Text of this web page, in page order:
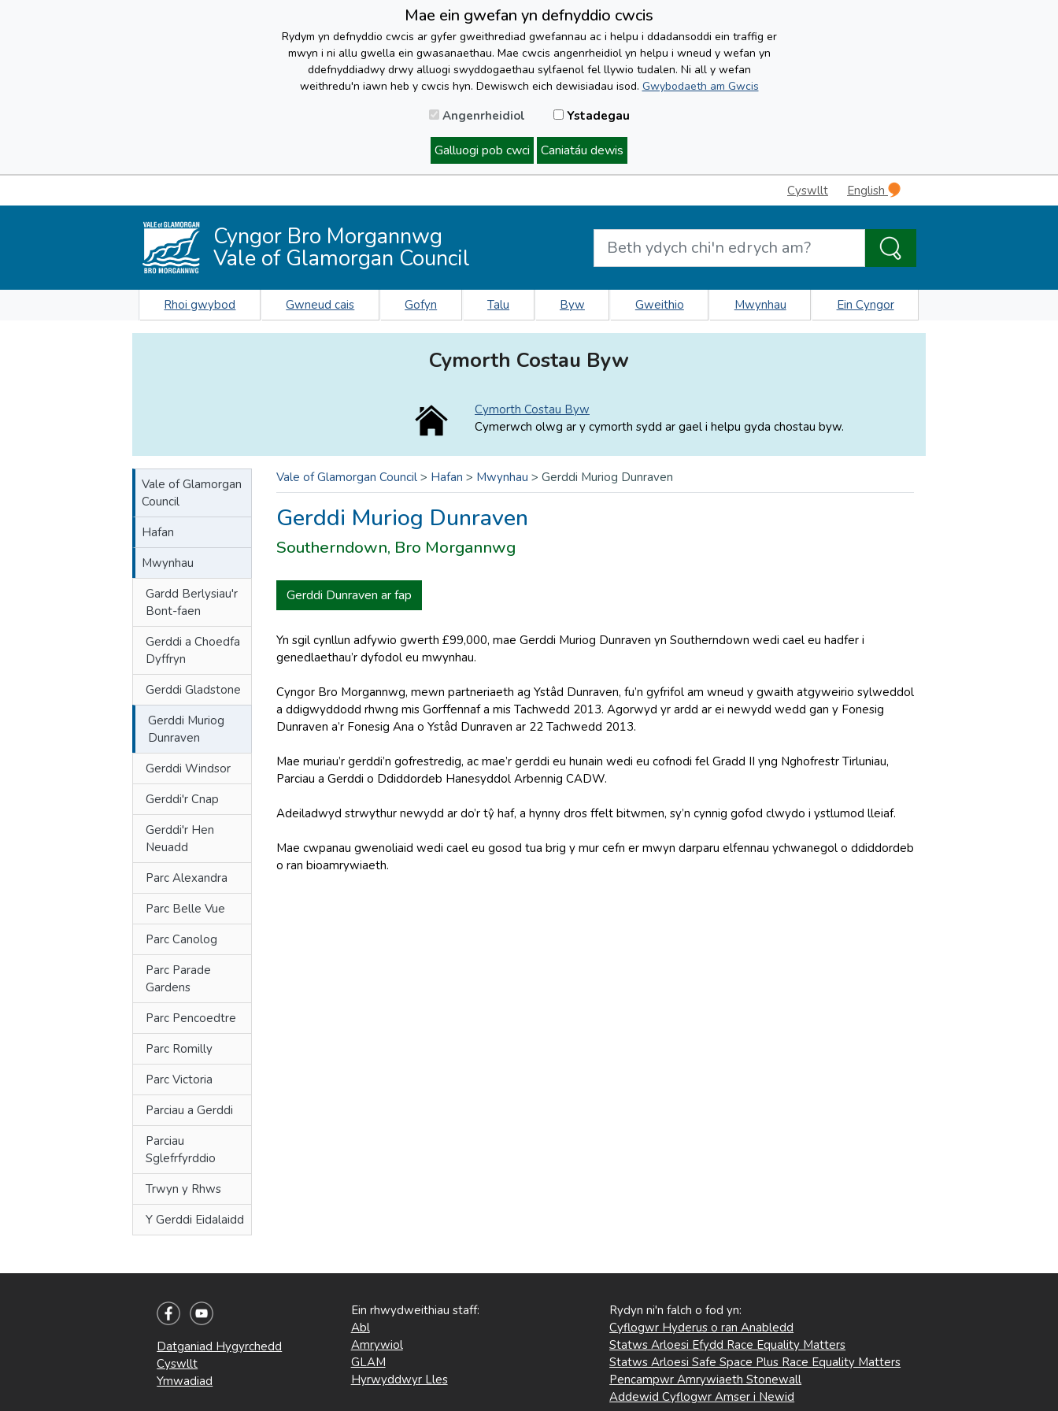
Mae ein gwefan yn defnyddio cwcis
Rydym yn defnyddio cwcis ar gyfer gweithrediad gwefannau ac i helpu i ddadansoddi ein traffig er
mwyn i ni allu gwella ein gwasanaethau. Mae cwcis angenrheidiol yn helpu i wneud y wefan yn
ddefnyddiadwy drwy alluogi swyddogaethau sylfaenol fel llywio tudalen. Ni all y wefan
weithredu'n iawn heb y cwcis hyn. Dewiswch eich dewisiadau isod. Gwybodaeth am Gwcis
Angenrheidiol Ystadegau
Galluogi pob cwci Caniatáu dewis
Cyswllt English
Cyngor Bro Morgannwg
Vale of Glamorgan Council
Rhoi gwybod Gwneud cais Gofyn Talu Byw Gweithio Mwynhau Ein Cyngor
Cymorth Costau Byw
Cymorth Costau Byw
Cymerwch olwg ar y cymorth sydd ar gael i helpu gyda chostau byw.
Vale of Glamorgan
Council
Hafan
Mwynhau
Gardd Berlysiau'r
Bont-faen
Gerddi a Choedfa
Dyffryn
Gerddi Gladstone
Gerddi Muriog
Dunraven
Gerddi Windsor
Gerddi'r Cnap
Gerddi'r Hen
Neuadd
Parc Alexandra
Parc Belle Vue
Parc Canolog
Parc Parade
Gardens
Parc Pencoedtre
Parc Romilly
Parc Victoria
Parciau a Gerddi
Parciau
Sglefrfyrddio
Trwyn y Rhws
Y Gerddi Eidalaidd
Vale of Glamorgan Council > Hafan > Mwynhau > Gerddi Muriog Dunraven
Gerddi Muriog Dunraven
Southerndown, Bro Morgannwg
Gerddi Dunraven ar fap
Yn sgil cynllun adfywio gwerth £99,000, mae Gerddi Muriog Dunraven yn Southerndown wedi cael eu hadfer i
genedlaethau’r dyfodol eu mwynhau.
Cyngor Bro Morgannwg, mewn partneriaeth ag Ystâd Dunraven, fu’n gyfrifol am wneud y gwaith atgyweirio sylweddol
a ddigwyddodd rhwng mis Gorffennaf a mis Tachwedd 2013. Agorwyd yr ardd ar ei newydd wedd gan y Fonesig
Dunraven a’r Fonesig Ana o Ystâd Dunraven ar 22 Tachwedd 2013.
Mae muriau’r gerddi’n gofrestredig, ac mae’r gerddi eu hunain wedi eu cofnodi fel Gradd II yng Nghofrestr Tirluniau,
Parciau a Gerddi o Ddiddordeb Hanesyddol Arbennig CADW.
Adeiladwyd strwythur newydd ar do’r tŷ haf, a hynny dros ffelt bitwmen, sy’n cynnig gofod clwydo i ystlumod lleiaf.
Mae cwpanau gwenoliaid wedi cael eu gosod tua brig y mur cefn er mwyn darparu elfennau ychwanegol o ddiddordeb
o ran bioamrywiaeth.
Datganiad Hygyrchedd
Cyswllt
Ymwadiad
Ein rhwydweithiau staff:
Abl
Amrywiol
GLAM
Hyrwyddwyr Lles
Rydyn ni'n falch o fod yn:
Cyflogwr Hyderus o ran Anabledd
Statws Arloesi Efydd Race Equality Matters
Statws Arloesi Safe Space Plus Race Equality Matters
Pencampwr Amrywiaeth Stonewall
Addewid Cyflogwr Amser i Newid